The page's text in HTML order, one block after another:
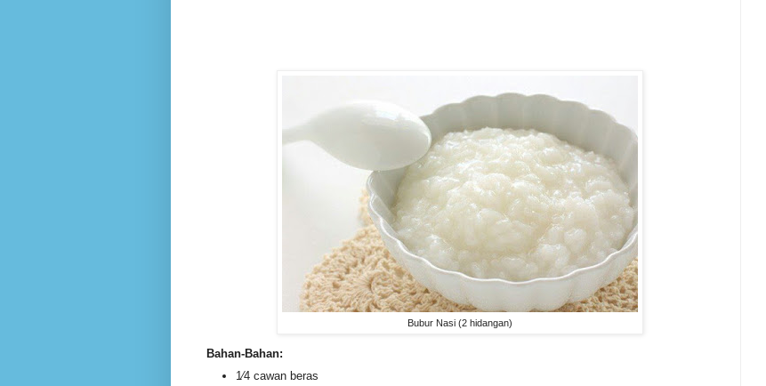
Bubur Nasi (2 hidangan)
Bahan-Bahan:
1⁄4 cawan beras